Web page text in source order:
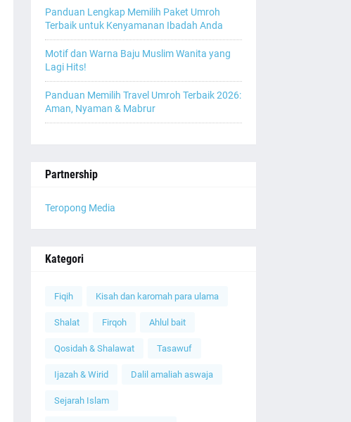
Panduan Lengkap Memilih Paket Umroh
Terbaik untuk Kenyamanan Ibadah Anda
Motif dan Warna Baju Muslim Wanita yang
Lagi Hits!
Panduan Memilih Travel Umroh Terbaik 2026:
Aman, Nyaman & Mabrur
Partnership
Teropong Media
Kategori
Fiqih Kisah dan karomah para ulama
Shalat Firqoh Ahlul bait
Qosidah & Shalawat Tasawuf
Ijazah & Wirid Dalil amaliah aswaja
Sejarah Islam